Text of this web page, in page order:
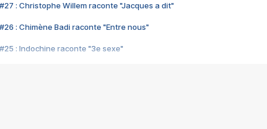
#27 : Christophe Willem raconte "Jacques a dit"
#26 : Chimène Badi raconte "Entre nous"
#25 : Indochine raconte "3e sexe"